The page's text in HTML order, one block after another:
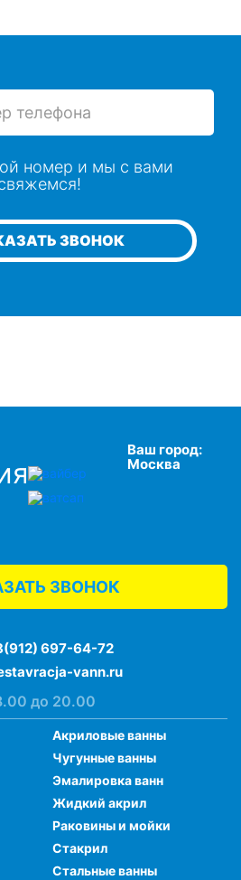
ЗВОНОК
номер и мы с вами
Ваш город:
Москва
Акриловые ванны
Чугунные ванны
Эмалировка ванн
Жидкий акрил
Раковины и мойки
Стакрил
Стальные ванны
ЗВОНОК
697-64-72
vann.ru
до 20.00